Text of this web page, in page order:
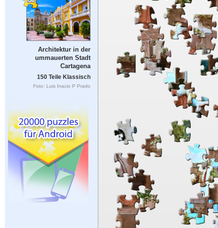
Architektur in der
ummauerten Stadt
Cartagena
150 Teile Klassisch
Foto: Luis Inacio P Prado